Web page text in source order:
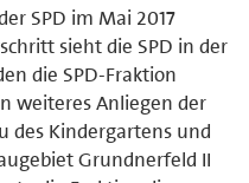
SPD im Mai 2017
sieht die SPD in der
die SPD-Fraktion
weiteres Anliegen der
des Kindergartens und
Grundnerfeld II